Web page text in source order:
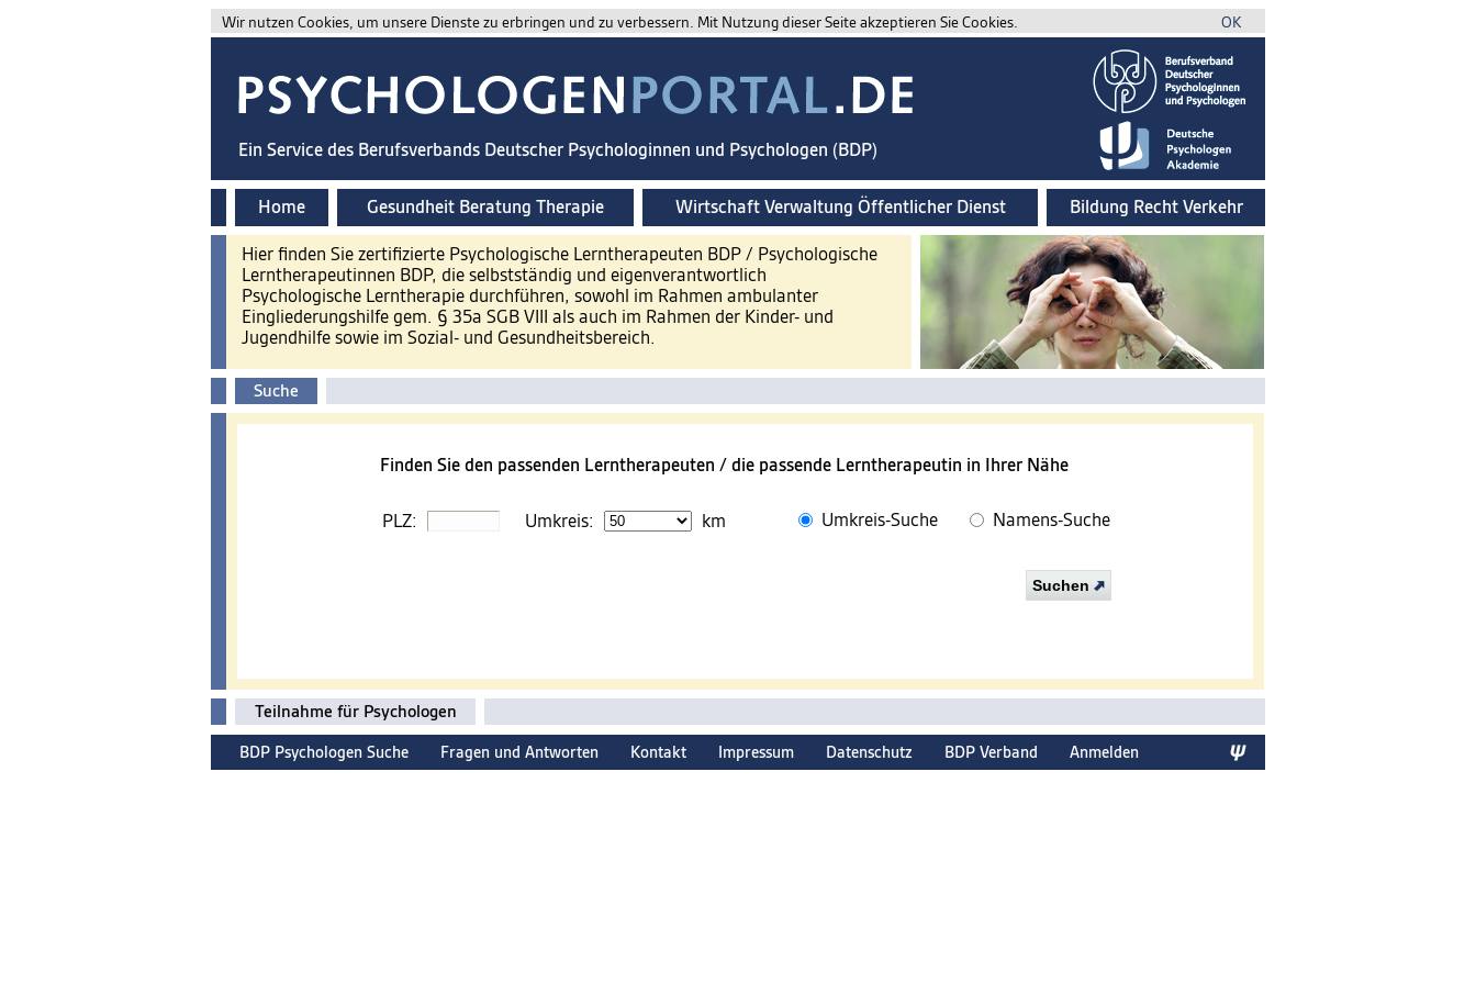
Wir nutzen Cookies, um unsere Dienste zu erbringen und zu verbessern. Mit Nutzung dieser Seite akzeptieren Sie Cookies. OK
Ein Service des Berufsverbands Deutscher Psychologinnen und Psychologen (BDP)
Home Gesundheit Beratung Therapie Wirtschaft Verwaltung Öffentlicher Dienst Bildung Recht Verkehr
Hier finden Sie zertifizierte Psychologische Lerntherapeuten BDP / Psychologische
Lerntherapeutinnen BDP, die selbstständig und eigenverantwortlich
Psychologische Lerntherapie durchführen, sowohl im Rahmen ambulanter
Eingliederungshilfe gem. § 35a SGB VIII als auch im Rahmen der Kinder- und
Jugendhilfe sowie im Sozial- und Gesundheitsbereich.
Suche
Finden Sie den passenden Lerntherapeuten / die passende Lerntherapeutin in Ihrer Nähe
PLZ: Umkreis: km Umkreis-Suche Namens-Suche
Suchen
Teilnahme für Psychologen
BDP Psychologen Suche Fragen und Antworten Kontakt Impressum Datenschutz BDP Verband Anmelden